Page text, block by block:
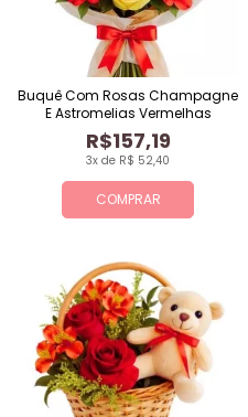
COMPRAR
3x de R$ 52,40
R$157,19
Buquê Com Rosas Champagne
E Astromelias Vermelhas